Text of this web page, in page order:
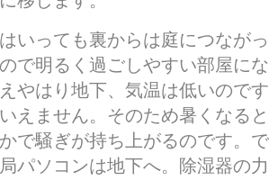
いっても裏からは庭につなが
で明るく過ごしやすい部屋に
やはり地下、気温は低いので
えません。そのため暑くなる
で騒ぎが持ち上がるのです。
パソコンは地下へ。除湿器の